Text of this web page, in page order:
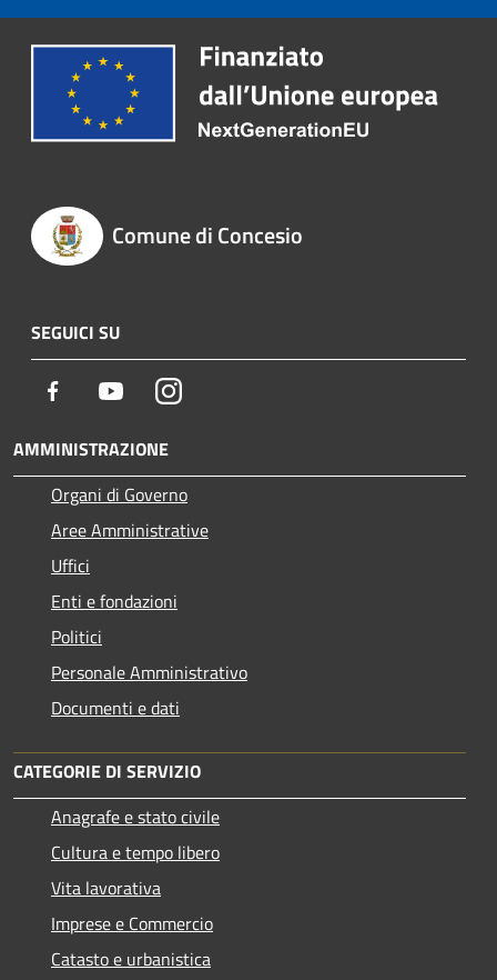
Comune di Concesio
SEGUICI SU
Facebook YoutubeInstagram
AMMINISTRAZIONE
Organi di Governo
Aree Amministrative
Uffici
Enti e fondazioni
Politici
Personale Amministrativo
Documenti e dati
CATEGORIE DI SERVIZIO
Anagrafe e stato civile
Cultura e tempo libero
Vita lavorativa
Imprese e Commercio
Catasto e urbanistica